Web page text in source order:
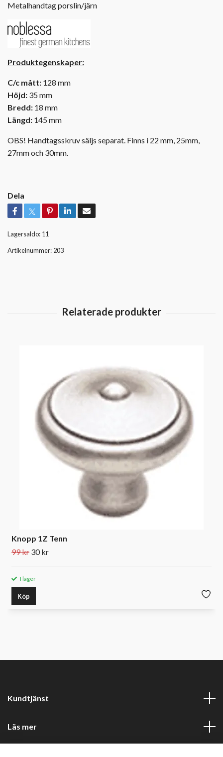
Metalhandtag porslin/järn
Produktegenskaper:
C/c mått: 128 mm
Höjd: 35 mm
Bredd: 18 mm
Längd: 145 mm
OBS! Handtagsskruv säljs separat. Finns i 22 mm, 25mm,
27mm och 30mm.
Dela
Lagersaldo: 11
Artikelnummer: 203
Knopp 1Z Tenn
99 kr 30 kr
I lager
Köp
Kundtjänst
Läs mer